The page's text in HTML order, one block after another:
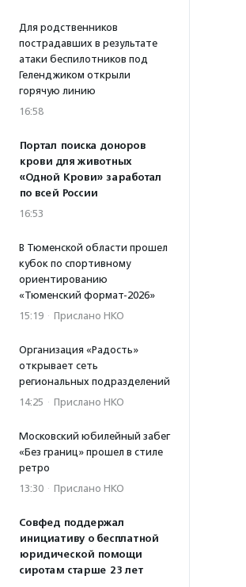
Для родственников
пострадавших в результате
атаки беспилотников под
Геленджиком открыли
горячую линию
16:58
Портал поиска доноров
крови для животных
«Одной Крови» заработал
по всей России
16:53
В Тюменской области прошел
кубок по спортивному
ориентированию
«Тюменский формат-2026»
15:19 · Прислано НКО
Организация «Радость»
открывает сеть
региональных подразделений
14:25 · Прислано НКО
Московский юбилейный забег
«Без границ» прошел в стиле
ретро
13:30 · Прислано НКО
Совфед поддержал
инициативу о бесплатной
юридической помощи
сиротам старше 23 лет